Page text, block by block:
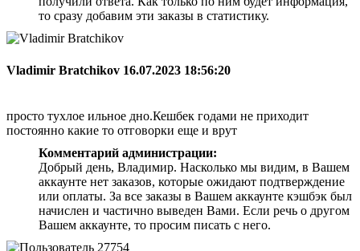
то сразу добавим эти заказы в статистику.
Vladimir Bratchikov 16.07.2023 18:56:20
просто тухлое ильное дно.Кешбек годами не приходит
постоянно какие то отговорки еще и врут
Комментарий администрации:
Добрый день, Владимир. Насколько мы видим, в Вашем
аккаунте нет заказов, которые ожидают подтверждение
или оплаты. За все заказы в Вашем аккаунте кэшбэк был
начислен и частично выведен Вами. Если речь о другом
Вашем аккаунте, то просим писать с него.